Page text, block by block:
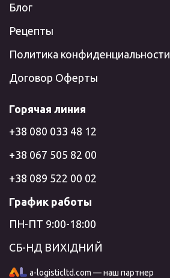
Блог
Рецепты
Политика конфиденциальности
Договор Оферты
Горячая линия
+38 080 033 48 12
+38 067 505 82 00
+38 089 522 00 02
График работы
ПН-ПТ 9:00-18:00
СБ-НД ВИХІДНИЙ
a-logisticltd.com — наш партнер